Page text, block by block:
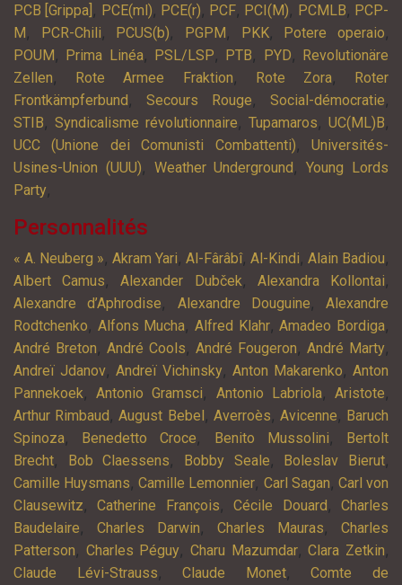
PCB [Grippa] , PCE(ml), PCE(r), PCF, PCI(M), PCMLB, PCP-
M , PCR-Chili, PCUS(b), PGPM , PKK, Potere operaio,
POUM , Prima Linéa, PSL/LSP, PTB, PYD,
Revolutionäre
Zellen, Rote Armee Fraktion, Rote Zora,
Roter
Frontkämpferbund , Secours Rouge, Social-démocratie,
STIB, Syndicalisme révolutionnaire, Tupamaros, UC(ML)B,
UCC (Unione dei Comunisti Combattenti),Universités-
Usines-Union (UUU), Weather Underground ,Young Lords
Party,
Personnalités
« A. Neuberg », Akram Yari, Al-Fârâbî, Al-Kindi, Alain Badiou,
Albert Camus,Alexander Dubček, Alexandra Kollontai,
Alexandre d’Aphrodise, Alexandre Douguine, Alexandre
Rodtchenko, Alfons Mucha,Alfred Klahr,Amadeo Bordiga,
André Breton, André Cools, André Fougeron, André Marty,
Andreï Jdanov, Andreï Vichinsky, Anton Makarenko, Anton
Pannekoek,Antonio Gramsci, Antonio Labriola,Aristote,
Arthur Rimbaud ,August Bebel , Averroès, Avicenne, Baruch
Spinoza, Benedetto Croce, Benito Mussolini,
Bertolt
Brecht, Bob Claessens, Bobby Seale, Boleslav Bierut,
Camille Huysmans,Camille Lemonnier, Carl Sagan, Carl von
Clausewitz,Catherine François,Cécile Douard ,Charles
Baudelaire, Charles Darwin, Charles Mauras, Charles
Patterson, Charles Péguy,Charu Mazumdar,Clara Zetkin,
Claude Lévi-Strauss,Claude Monet,Comte de